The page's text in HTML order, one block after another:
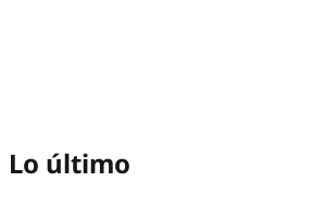
Lo último